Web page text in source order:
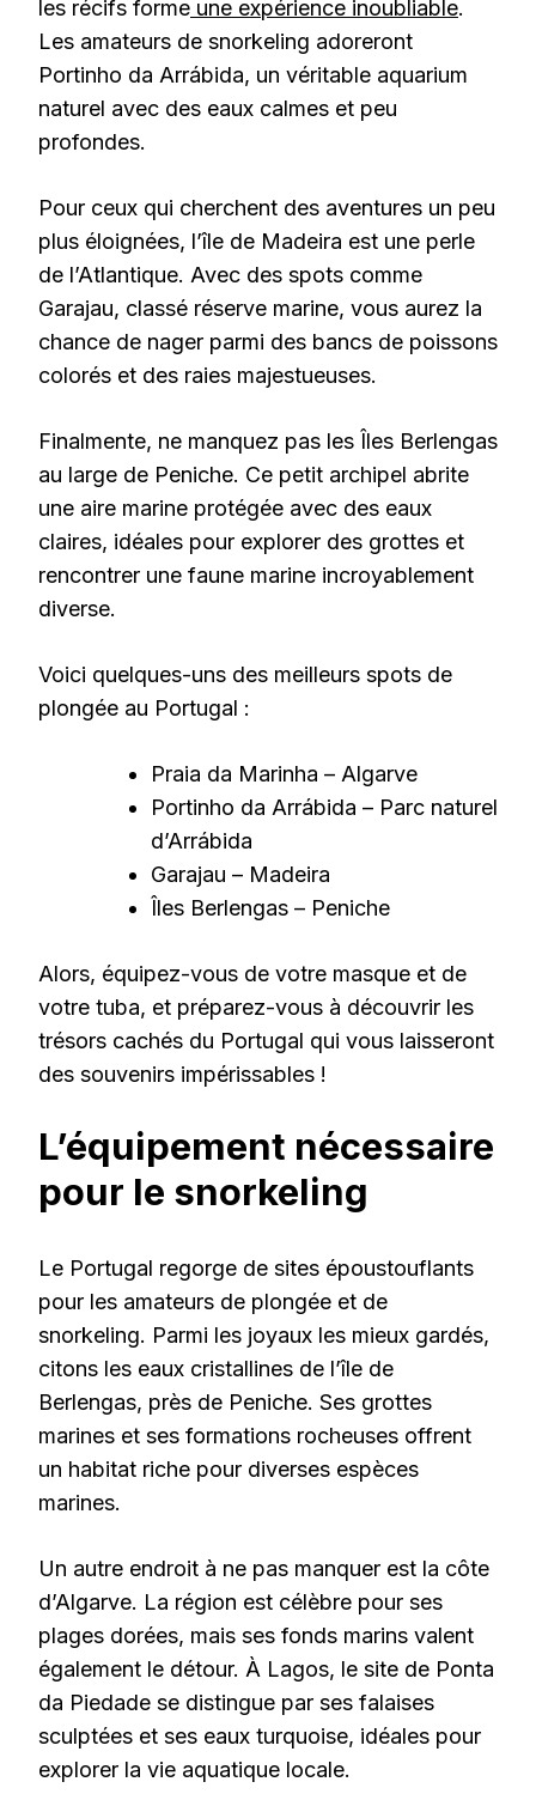
les récifs forme une expérience inoubliable.
Les amateurs de snorkeling adoreront
Portinho da Arrábida, un véritable aquarium
naturel avec des eaux calmes et peu
profondes.
Pour ceux qui cherchent des aventures un peu
plus éloignées, l’île de Madeira est une perle
de l’Atlantique. Avec des spots comme
Garajau, classé réserve marine, vous aurez la
chance de nager parmi des bancs de poissons
colorés et des raies majestueuses.
Finalmente, ne manquez pas les Îles Berlengas
au large de Peniche. Ce petit archipel abrite
une aire marine protégée avec des eaux
claires, idéales pour explorer des grottes et
rencontrer une faune marine incroyablement
diverse.
Voici quelques-uns des meilleurs spots de
plongée au Portugal :
Praia da Marinha – Algarve
Portinho da Arrábida – Parc naturel
d’Arrábida
Garajau – Madeira
Îles Berlengas – Peniche
Alors, équipez-vous de votre masque et de
votre tuba, et préparez-vous à découvrir les
trésors cachés du Portugal qui vous laisseront
des souvenirs impérissables !
L’équipement nécessaire
pour le snorkeling
Le Portugal regorge de sites époustouflants
pour les amateurs de plongée et de
snorkeling. Parmi les joyaux les mieux gardés,
citons les eaux cristallines de l’île de
Berlengas, près de Peniche. Ses grottes
marines et ses formations rocheuses offrent
un habitat riche pour diverses espèces
marines.
Un autre endroit à ne pas manquer est la côte
d’Algarve. La région est célèbre pour ses
plages dorées, mais ses fonds marins valent
également le détour. À Lagos, le site de Ponta
da Piedade se distingue par ses falaises
sculptées et ses eaux turquoise, idéales pour
explorer la vie aquatique locale.